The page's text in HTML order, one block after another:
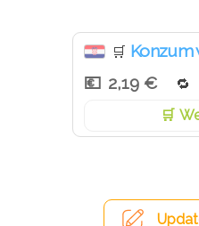
🛒 Konzum
2,19 €